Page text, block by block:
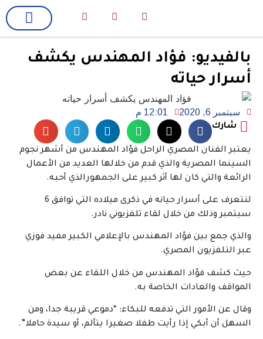
بالفيديو: فؤاد المهندس يكشف
أسرار حياته
سبتمبر 6, 2020 12:01 م
شارك
يعتبر الفنان المصري الراحل فؤاد المهندس من أشهر نجوم
السينما المصرية والذي قدم من خلالها العديد من الأعمال
الرائعة والتي كان لها أثر كبير على الجمهورالذي أحبه.
لنتعرف على أسرار حيانه في ذكرى ميلاده التي توافق 6
سبتمبر وذلك من خلال لقاء تلفزيوني نادر.
والذي جمع بين فؤاد المهندس بالإعلامي الكبير مفيد فوزي
عبر التلفزيون المصري.
حيث كشف فؤاد المهندس من خلال اللقاء عن بعض
المواقف والعادات الخاصة به.
وقال عن الأمور التي تدفعه للبكاء: “دموعي قريبة جدا، ومن
السهل أن أبكي إذا رأيت طفلا صغيرا يتألم، أو سيدة حاملا”.